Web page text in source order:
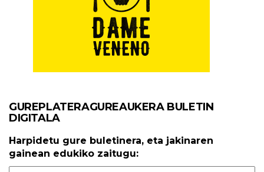
GUREPLATERAGUREAUKERA BULETIN
DIGITALA
Harpidetu gure buletinera, eta jakinaren
gainean edukiko zaitugu: